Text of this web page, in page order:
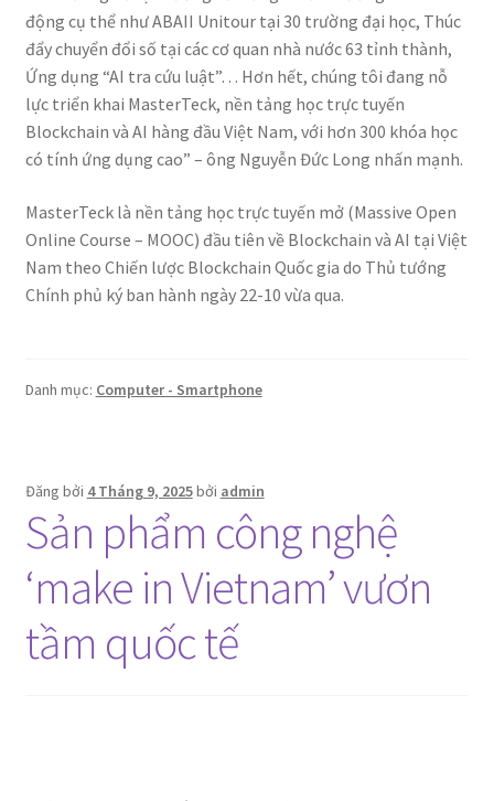
động cụ thể như ABAII Unitour tại 30 trường đại học, Thúc
đẩy chuyển đổi số tại các cơ quan nhà nước 63 tỉnh thành,
Ứng dụng “AI tra cứu luật”… Hơn hết, chúng tôi đang nỗ
lực triển khai MasterTeck, nền tảng học trực tuyến
Blockchain và AI hàng đầu Việt Nam, với hơn 300 khóa học
có tính ứng dụng cao” – ông Nguyễn Đức Long nhấn mạnh.
MasterTeck là nền tảng học trực tuyến mở (Massive Open
Online Course – MOOC) đầu tiên về Blockchain và AI tại Việt
Nam theo Chiến lược Blockchain Quốc gia do Thủ tướng
Chính phủ ký ban hành ngày 22-10 vừa qua.
Danh mục: Computer - Smartphone
Đăng bởi 4 Tháng 9, 2025bởi admin
Sản phẩm công nghệ
‘make in Vietnam’ vươn
tầm quốc tế